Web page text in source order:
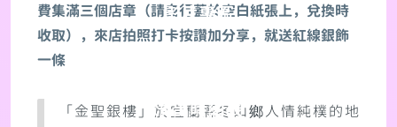
影片專區
演出時刻表
費集滿三個店章（請自行蓋於空白紙張上，兌換時
收取），來店拍照打卡按讚加分享，就送紅線銀飾
一條
「金聖銀樓」於宜蘭縣冬山鄉人情純樸的地